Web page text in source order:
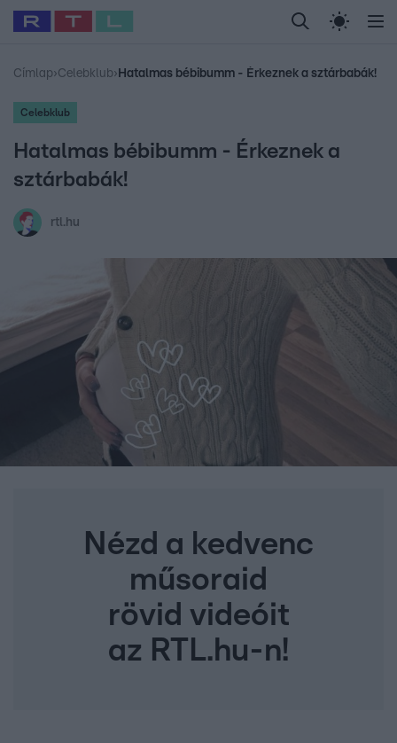
Legfrissebb RTL Híradó Randi Celeb vagyok,
Babits Marcella Most Wanted Gallusz
Címlap›Celebklub› Hatalmas bébibumm - Érkeznek a sztárbabák!
Celebklub
Hatalmas bébibumm - Érkeznek a
sztárbabák!
rtl.hu
Nézd a kedvenc
műsoraid
rövid videóit
az RTL.hu-n!